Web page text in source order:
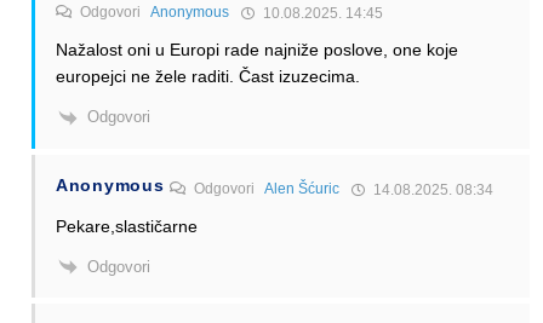
Odgovori Anonymous 10.08.2025. 14:45
Nažalost oni u Europi rade najniže poslove, one koje
europejci ne žele raditi. Čast izuzecima.
Odgovori
Anonymous OdgovoriAlen Šćuric 14.08.2025. 08:34
Pekare,slastičarne
Odgovori